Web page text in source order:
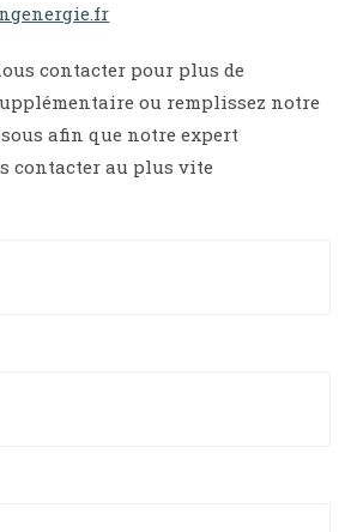
contacter pour plus de
ou remplissez notre
afin que notre expert
contacter au plus vite